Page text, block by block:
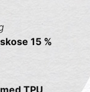
15 %
TPU